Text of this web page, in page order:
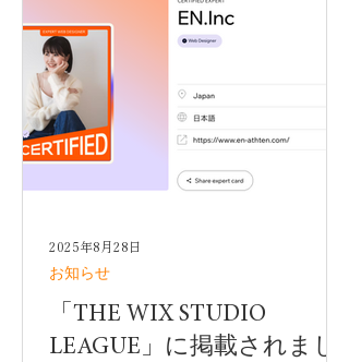
「THE WIX STUDIO
LEAGUE」に掲載されまし
お知らせ
2025年8月28日